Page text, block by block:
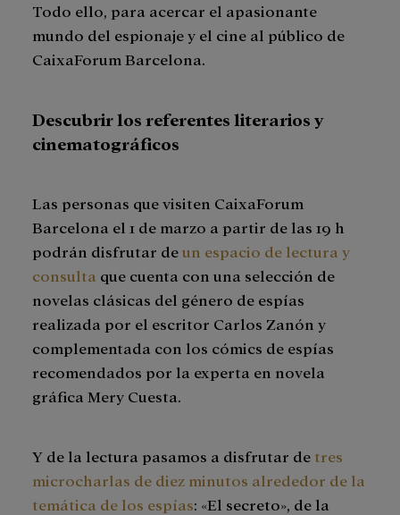
Todo ello, para acercar el apasionante
mundo del espionaje y el cine al público de
CaixaForum Barcelona.
Descubrir los referentes literarios y
cinematográficos
Las personas que visiten CaixaForum
Barcelona el 1 de marzo a partir de las 19 h
podrán disfrutar deun espacio de lectura y
consulta que cuenta con una selección de
novelas clásicas del género de espías
realizada por el escritor Carlos Zanón y
complementada con los cómics de espías
recomendados por la experta en novela
gráfica Mery Cuesta.
Y de la lectura pasamos a disfrutar de tres
microcharlas de diez minutos alrededor de la
temática de los espías: «El secreto», de la